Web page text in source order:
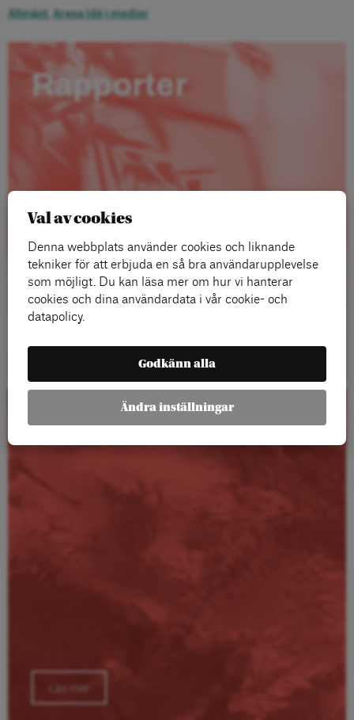
Allmänt Arena Idé i medier
Rapporter
Kalender
Läs mer
Val av cookies
Denna webbplats använder cookies och liknande
tekniker för att erbjuda en så bra användarupplevelse
som möjligt. Du kan läsa mer om hur vi hanterar
cookies och dina användardata i vår cookie- och
datapolicy.
Godkänn alla
Ändra inställningar